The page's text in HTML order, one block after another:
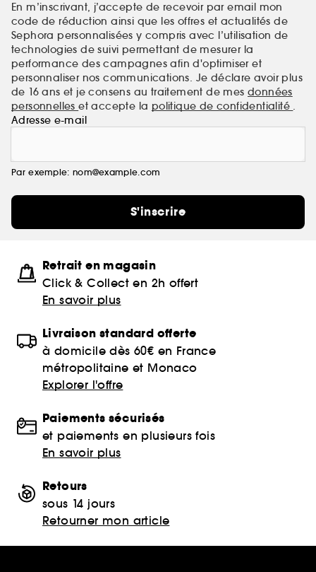
En m’inscrivant, j’accepte de recevoir par email mon
code de réduction ainsi que les offres et actualités de
Sephora personnalisées y compris avec l’utilisation de
technologies de suivi permettant de mesurer la
performance des campagnes afin d'optimiser et
personnaliser nos communications. Je déclare avoir plus
de 16 ans et je consens au traitement de mes données
personnelleset accepte la politique de confidentialité .
Adresse e-mail
Par exemple: nom@example.com
S'inscrire
Retrait en magasin
Click & Collect en 2h offert
En savoir plus
Livraison standard offerte
à domicile dès 60€ en France
métropolitaine et Monaco
Explorer l'offre
Paiements sécurisés
et paiements en plusieurs fois
En savoir plus
Retours
sous 14 jours
Retourner mon article